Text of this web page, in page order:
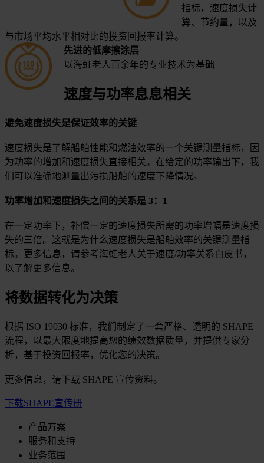
指标，速度损失计
算、节约量，以及
与市场平均水平相对比的投资回报率计算。
先进的低摩擦涂层
以海虹老人百余年的专业技术为基础
速度与功率息息相关
避免速度损失是保证效率的关键
速度损失是了解船舶性能和燃油效率的一个关键测量指标，因
为功率的增加和速度损失直接相关。在给定的功率输出下，我
们可以准确地测量出污损船舶的速度下降情况。
功率增加和速度损失之间的关系是 3：1
在一定功率下，补偿一定的速度损失所需的功率增幅是速度损
失的三倍。这就是为什么速度损失是船舶效率的关键测量指
标。更多信息，请参考海虹老人关于速度/功率关系白皮书，
以了解更多信息。
将数据转化为决策
根据 ISO 19030 标准，我们制定了一套严格、透明的 SHAPE
流程，以最大限度地提高您的绩效数据质量，并提供专家分
析，基于投资回报率，优化您的决策。
更多信息，请下载 SHAPE 宣传资料。
下载SHAPE宣传册
产品方案
服务和支持
业务范围